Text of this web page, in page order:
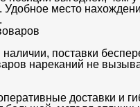
Удобное место
наличии, поставки
нареканий не
доставки и